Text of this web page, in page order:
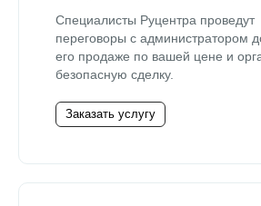
Специалисты Руцентра проведут
переговоры с администратором
его продаже по вашей цене и
безопасную сделку.
Заказать услугу